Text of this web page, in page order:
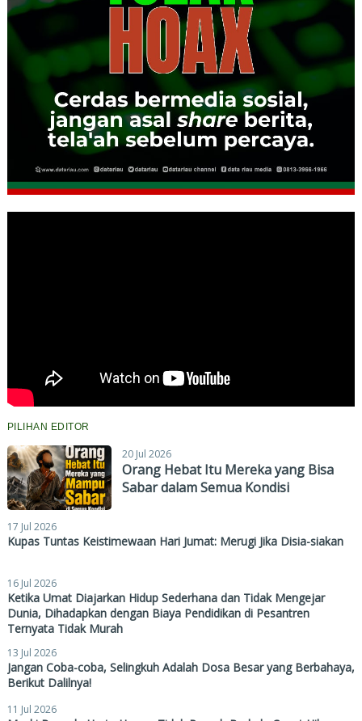
PILIHAN EDITOR
20 Jul 2026
Orang Hebat Itu Mereka yang Bisa
Sabar dalam Semua Kondisi
17 Jul 2026
Kupas Tuntas Keistimewaan Hari Jumat: Merugi Jika Disia-siakan
16 Jul 2026
Ketika Umat Diajarkan Hidup Sederhana dan Tidak Mengejar
Dunia, Dihadapkan dengan Biaya Pendidikan di Pesantren
Ternyata Tidak Murah
13 Jul 2026
Jangan Coba-coba, Selingkuh Adalah Dosa Besar yang Berbahaya,
Berikut Dalilnya!
11 Jul 2026